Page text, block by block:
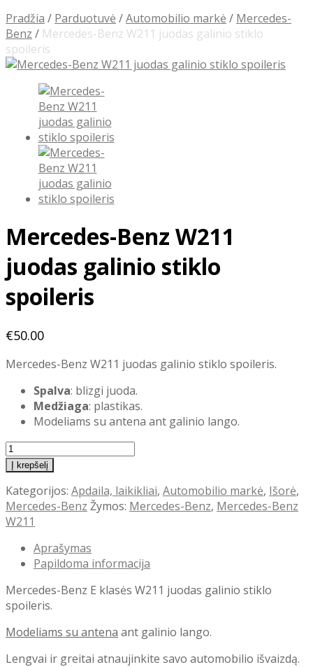
Pradžia / Parduotuvė /Automobilio markė / Mercedes-
Benz / Mercedes-Benz W211 juodas galinio stiklo
spoileris
Mercedes-Benz W211
juodas galinio stiklo
spoileris
€50.00
Mercedes-Benz W211 juodas galinio stiklo spoileris.
Spalva: blizgi juoda.
Medžiaga: plastikas.
Modeliams su antena ant galinio lango.
produkto
kiekis:
Benz
W211
juodas
stiklo
spoileris
Į krepšelį
Kategorijos: Apdaila, laikikliai, Automobilio markė, Išorė,
Mercedes-Benz Žymos: Mercedes-Benz, Mercedes-Benz
W211
Aprašymas
Papildoma informacija
Mercedes-Benz E klasės W211 juodas galinio stiklo
spoileris.
Modeliams su antena ant galinio lango.
Lengvai ir greitai atnaujinkite savo automobilio išvaizdą.